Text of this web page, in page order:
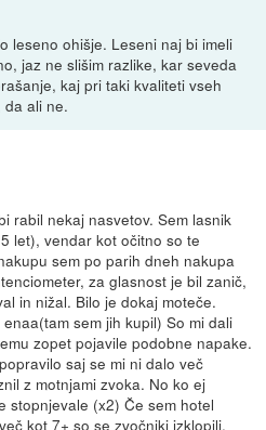
leseno ohišje. Leseni naj bi imeli
jaz ne slišim razlike, kar seveda
kaj pri taki kvaliteti vseh
da ali ne.
rabil nekaj nasvetov. Sem lasnik
let), vendar kot očitno so te
sem po parih dneh nakupa
za glasnost je bil zanič,
in nižal. Bilo je dokaj moteče.
sem jih kupil) So mi dali
zopet pojavile podobne napake.
saj se mi ni dalo več
z motnjami zvoka. No ko ej
stopnjevale (x2) Če sem hotel
kot 7+ so se zvočniki izklopili.